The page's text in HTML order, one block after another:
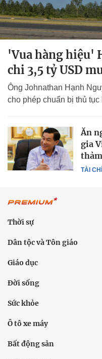
'Vua hàng hiệu'
chi 3,5 tỷ USD
Ông Johnathan Hạnh
cho phép chuẩn bị thủ
TÀI
Ăn
gia
thảm
Thời sự
Dân tộc và Tôn giáo
Giáo dục
Đời sống
Sức khỏe
Ô tô xe máy
Bất động sản